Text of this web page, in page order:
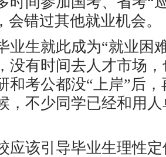
会错过其他就业机会。
生就此成为“就业困
没有时间去人才市场
和考公都没“上岸”后
，不少同学已经和用
该引导毕业生理性定